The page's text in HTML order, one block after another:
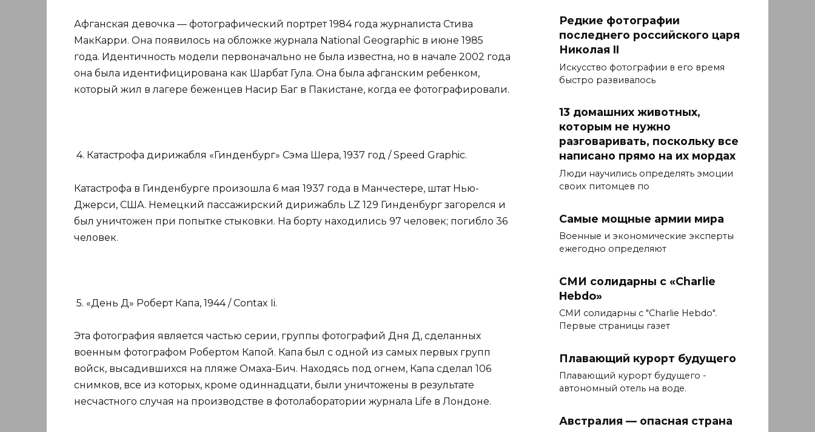
Афганская девочка — фотографический портрет 1984 года журналиста Стива
МакКарри. Она появилось на обложке журнала National Geographic в июне 1985
года. Идентичность модели первоначально не была известна, но в начале 2002 года
она была идентифицирована как Шарбат Гула. Она была афганским ребенком,
который жил в лагере беженцев Насир Баг в Пакистане, когда ее фотографировали.
4. Катастрофа дирижабля «Гинденбург» Сэма Шера, 1937 год / Speed Graphic.
Катастрофа в Гинденбурге произошла 6 мая 1937 года в Манчестере, штат Нью-
Джерси, США. Немецкий пассажирский дирижабль LZ 129 Гинденбург загорелся и
был уничтожен при попытке стыковки. На борту находились 97 человек; погибло 36
человек.
5. «День Д» Роберт Капа, 1944 / Contax Ii.
Эта фотография является частью серии, группы фотографий Дня Д, сделанных
военным фотографом Робертом Капой. Капа был с одной из самых первых групп
войск, высадившихся на пляже Омаха-Бич. Находясь под огнем, Капа сделал 106
снимков, все из которых, кроме одиннадцати, были уничтожены в результате
несчастного случая на производстве в фотолаборатории журнала Life в Лондоне.
Редкие фотографии
последнего российского царя
Николая II
Искусство фотографии в его время
быстро развивалось
13 домашних животных,
которым не нужно
разговаривать, поскольку все
написано прямо на их мордах
Люди научились определять эмоции
своих питомцев по
Самые мощные армии мира
Военные и экономические эксперты
ежегодно определяют
СМИ солидарны с «Charlie
Hebdo»
СМИ солидарны с "Charlie Hebdo".
Первые страницы газет
Плавающий курорт будущего
Плавающий курорт будущего -
автономный отель на воде.
Австралия — опасная страна